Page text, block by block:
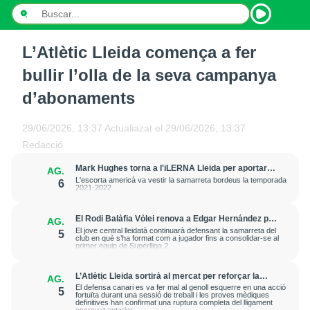
ESPORTS
L’Atlètic Lleida comença a fer
bullir l’olla de la seva campanya
d’abonaments
29/06/2026, 13:37 Actualiazat el 29/06/2026, 13:37
Redacció
AG.
6
Mark Hughes torna a l'iLERNA Lleida per aportar
amenaça exterior
L'escorta americà va vestir la samarreta bordeus la temporada
2021-2022
AG.
5
El Rodi Balàfia Vòlei renova a Edgar Hernández per
a la temporada 2026-2027
El jove central lleidatà continuarà defensant la samarreta del
club en què s’ha format com a jugador fins a consolidar-se al
primer equip de Superlliga 2
AG.
5
L’Atlètic Lleida sortirà al mercat per reforçar la
posició de central després de la greu lesió que ha
patit Cristian Abreu
El defensa canari es va fer mal al genoll esquerre en una acció
fortuïta durant una sessió de treball i les proves mèdiques
definitives han confirmat una ruptura completa del lligament